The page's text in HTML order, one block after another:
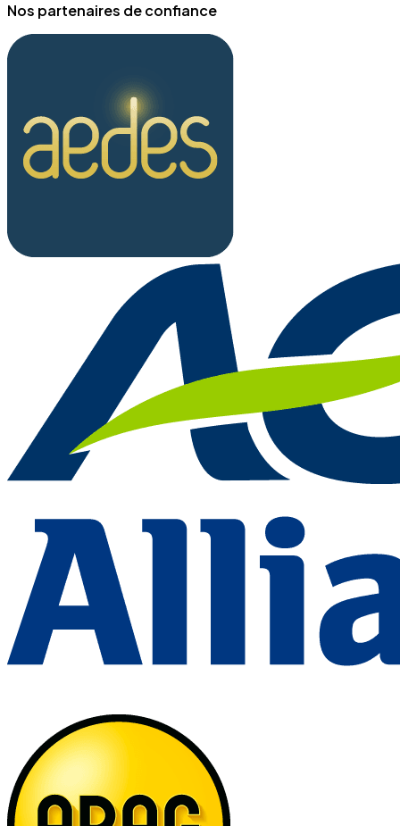
Nos partenaires de confiance